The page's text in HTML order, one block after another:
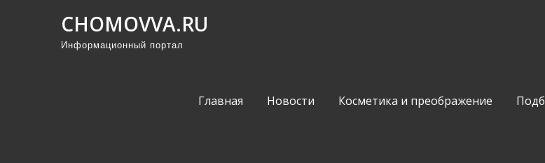
CHOMOVVA.RU
Информационный портал
Главная Новости Косметика и преображение